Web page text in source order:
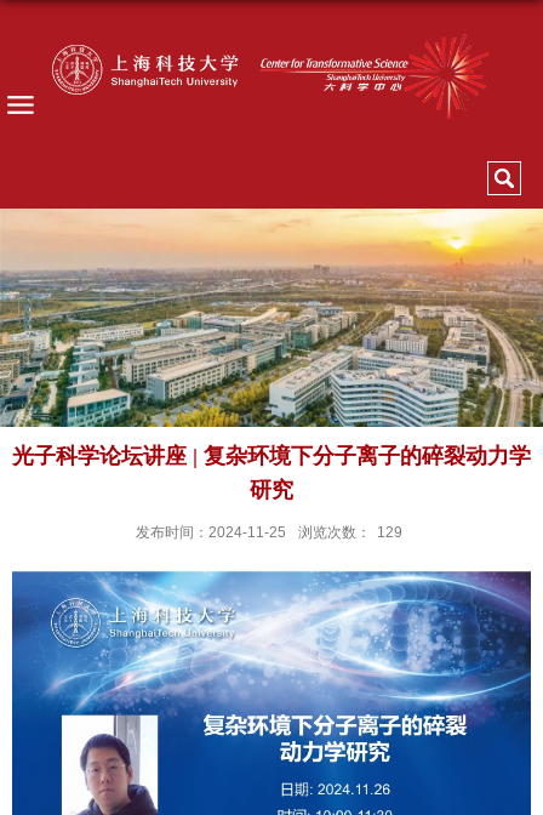
光子科学论坛讲座 | 复杂环境下分子离子的碎裂动力学
研究
发布时间：2024-11-25 浏览次数： 129